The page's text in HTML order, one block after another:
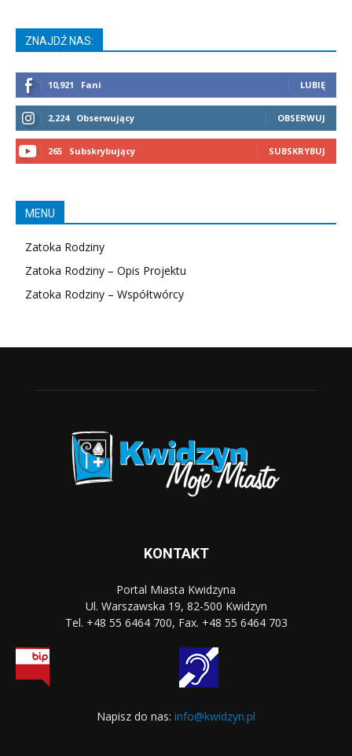
ZNAJDŹ NAS:
10,921 Fani LUBIĘ
2,224 Obserwujący OBSERWUJ
265 Subskrybujący SUBSKRYBUJ
MENU
Zatoka Rodziny
Zatoka Rodziny – Opis Projektu
Zatoka Rodziny – Współtwórcy
KONTAKT
Portal Miasta Kwidzyna
Ul. Warszawska 19, 82-500 Kwidzyn
Tel. +48 55 6464 700, Fax. +48 55 6464 703
Napisz do nas: info@kwidzyn.pl